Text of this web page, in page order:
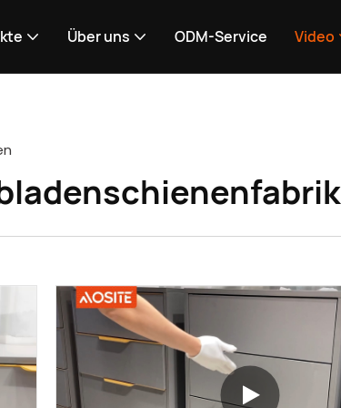
Über uns ODM-Service Video